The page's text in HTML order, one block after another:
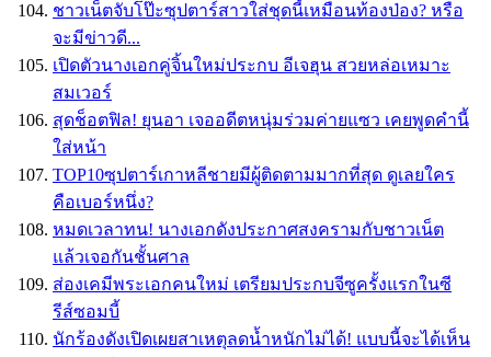
ชาวเน็ตจับโป๊ะซุปตาร์สาวใส่ชุดนี้เหมือนท้องป่อง? หรือ
จะมีข่าวดี...
เปิดตัวนางเอกคู่จิ้นใหม่ประกบ อีเจฮุน สวยหล่อเหมาะ
สมเวอร์
สุดช็อตฟิล! ยุนอา เจออดีตหนุ่มร่วมค่ายแซว เคยพูดคำนี้
ใส่หน้า
TOP10ซุปตาร์เกาหลีชายมีผู้ติดตามมากที่สุด ดูเลยใคร
คือเบอร์หนึ่ง?
หมดเวลาทน! นางเอกดังประกาศสงครามกับชาวเน็ต
แล้วเจอกันชั้นศาล
ส่องเคมีพระเอกคนใหม่ เตรียมประกบจีซูครั้งแรกในซี
รีส์ซอมบี้
นักร้องดังเปิดเผยสาเหตุลดน้ำหนักไม่ได้! แบบนี้จะได้เห็น